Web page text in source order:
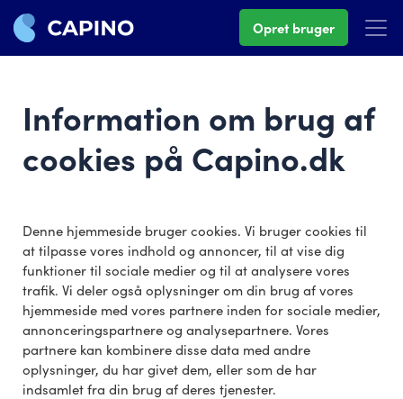
Opret bruger
Information om brug af
cookies på Capino.dk
Denne hjemmeside bruger cookies. Vi bruger cookies til
at tilpasse vores indhold og annoncer, til at vise dig
funktioner til sociale medier og til at analysere vores
trafik. Vi deler også oplysninger om din brug af vores
hjemmeside med vores partnere inden for sociale medier,
annonceringspartnere og analysepartnere. Vores
partnere kan kombinere disse data med andre
oplysninger, du har givet dem, eller som de har
indsamlet fra din brug af deres tjenester.